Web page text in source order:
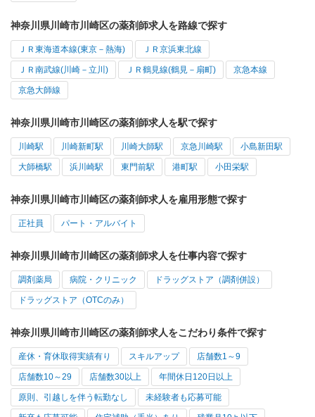
神奈川県川崎市川崎区の薬剤師求人を路線で探す
ＪＲ東海道本線(東京－熱海) ＪＲ京浜東北線
ＪＲ南武線(川崎－立川) ＪＲ鶴見線(鶴見－扇町) 京急本線
京急大師線
神奈川県川崎市川崎区の薬剤師求人を駅で探す
川崎駅 川崎新町駅 川崎大師駅 京急川崎駅 小島新田駅
大師橋駅 浜川崎駅 東門前駅 港町駅 小田栄駅
神奈川県川崎市川崎区の薬剤師求人を雇用形態で探す
正社員 パート・アルバイト
神奈川県川崎市川崎区の薬剤師求人を仕事内容で探す
調剤薬局 病院・クリニック ドラッグストア（調剤併設）
ドラッグストア（OTCのみ）
神奈川県川崎市川崎区の薬剤師求人をこだわり条件で探す
産休・育休取得実績有り スキルアップ 店舗数1～9
店舗数10～29 店舗数30以上 年間休日120日以上
原則、引越しを伴う転勤なし 未経験者も応募可能